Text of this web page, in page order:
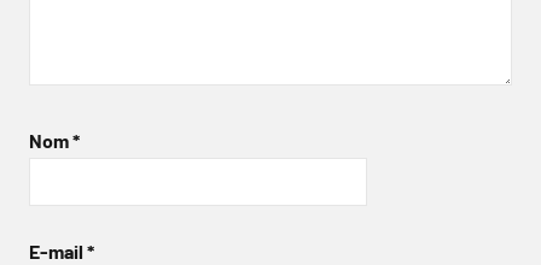
Nom*
E-mail *